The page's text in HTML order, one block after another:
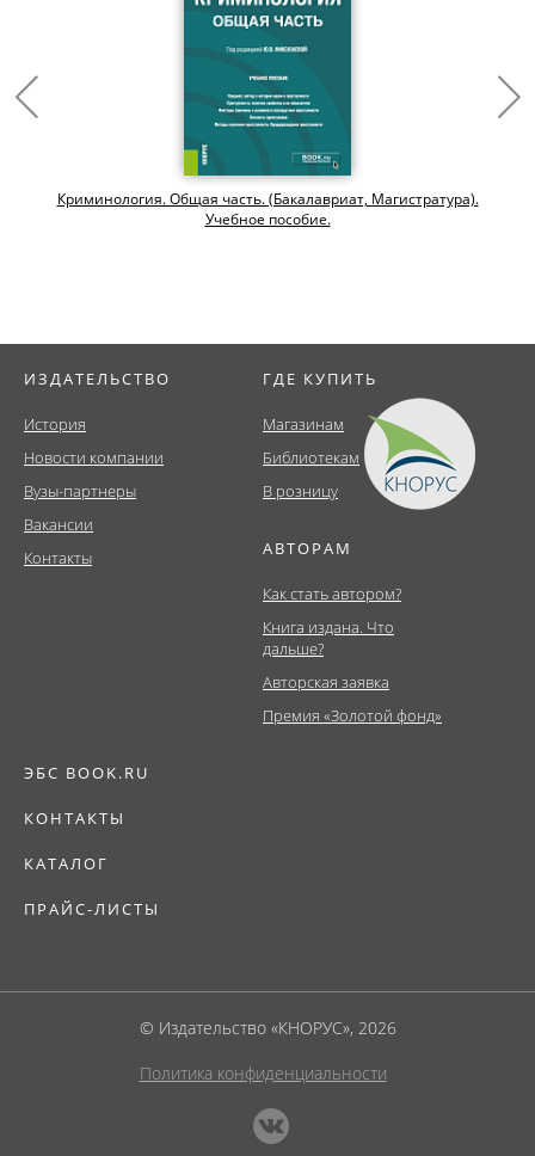
Криминология. Общая часть. (Бакалавриат, Магистратура).
Учебное пособие.
ИЗДАТЕЛЬСТВО
История
Новости компании
Вузы-партнеры
Вакансии
Контакты
ГДЕ КУПИТЬ
Магазинам
Библиотекам
В розницу
АВТОРАМ
Как стать автором?
Книга издана. Что
дальше?
Авторская заявка
Премия «Золотой фонд»
ЭБС BOOK.RU
КОНТАКТЫ
КАТАЛОГ
ПРАЙС-ЛИСТЫ
© Издательство «КНОРУС», 2026
Политика конфиденциальности